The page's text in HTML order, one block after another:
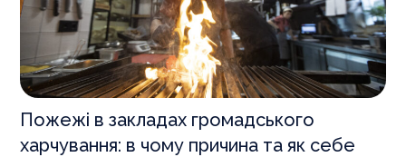
Пожежі в закладах громадського
харчування: в чому причина та як себе